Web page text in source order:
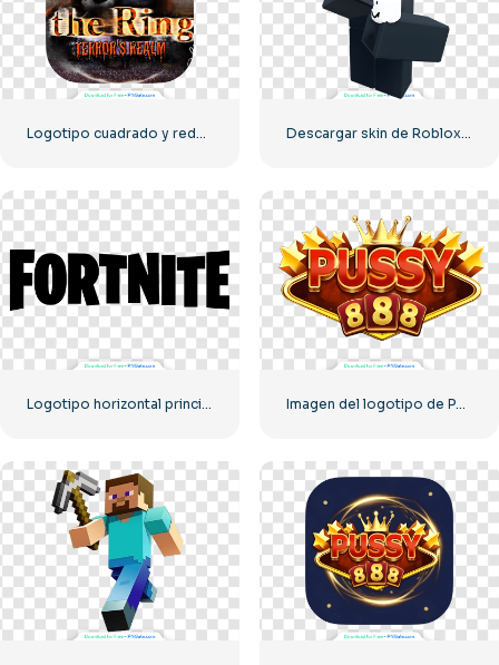
Logotipo horizontal principal de Fortnite: descarga PNG gratuita para entusiastas de los videojuegos Imagen del logotipo de Pussy888 Casino y Tragamonedas para descargar gratis en formato PNG